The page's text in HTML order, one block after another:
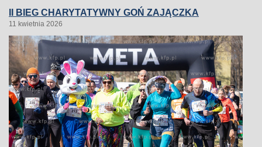
II BIEG CHARYTATYWNY GOŃ ZAJĄCZKA
11 kwietnia 2026